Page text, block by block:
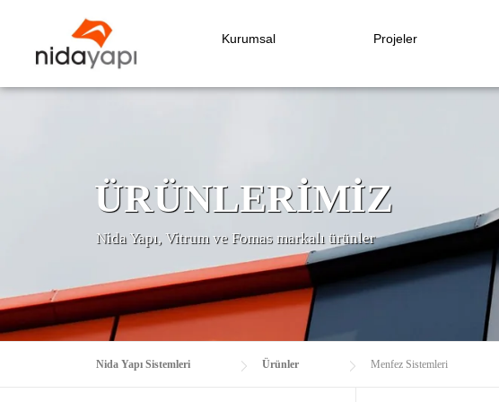
Kurumsal Projeler
ÜRÜNLERIMIZ
Nida Yapı, Vitrum ve Fomas markalı ürünler
Nida Yapı Sistemleri Ürünler Menfez Sistemleri